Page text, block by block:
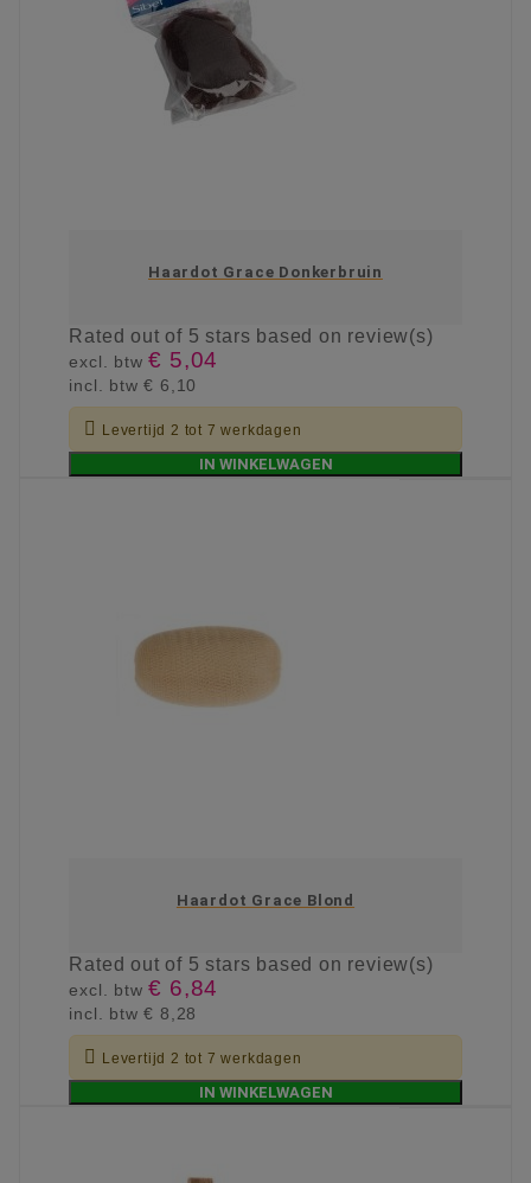
Haardot Grace Donkerbruin
Ratedout of 5 stars based on review(s)
excl. btw€ 5,04
incl. btw€ 6,10
 Levertijd 2 tot 7 werkdagen
IN WINKELWAGEN
Haardot Grace Blond
Ratedout of 5 stars based on review(s)
excl. btw€ 6,84
incl. btw€ 8,28
 Levertijd 2 tot 7 werkdagen
IN WINKELWAGEN